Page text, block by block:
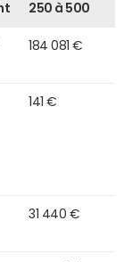
250 à 500
184 081 €
141 €
31 440 €